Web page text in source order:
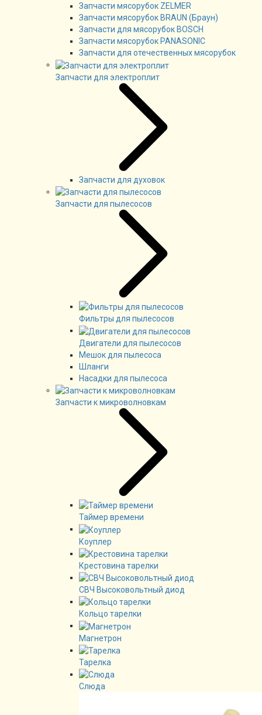
Запчасти мясорубок ZELMER
Запчасти мясорубок BRAUN (Браун)
Запчасти для мясорубок BOSCH
Запчасти мясорубок PANASONIC
Запчасти для отечественных мясорубок
Запчасти для электроплит
Запчасти для духовок
Запчасти для пылесосов
Фильтры для пылесосов
Двигатели для пылесосов
Мешок для пылесоса
Шланги
Насадки для пылесоса
Запчасти к микроволновкам
Таймер времени
Коуплер
Крестовина тарелки
СВЧ Высоковольтный диод
Кольцо тарелки
Магнетрон
Тарелка
Слюда